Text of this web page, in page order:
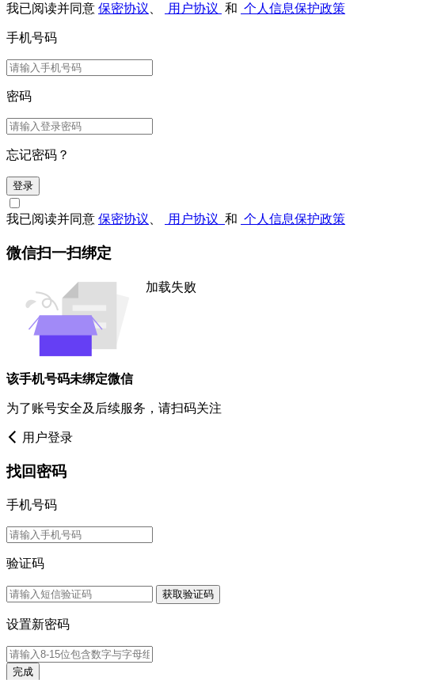
我已阅读并同意 保密协议 用户协议 和 个人信息保护政策
手机号码
密码
忘记密码？
登录
我已阅读并同意 保密协议 用户协议 和 个人信息保护政策
微信扫一扫绑定
加载失败
该手机号码未绑定微信
为了账号安全及后续服务，请扫码关注
用户登录
找回密码
手机号码
验证码
获取验证码
设置新密码
完成